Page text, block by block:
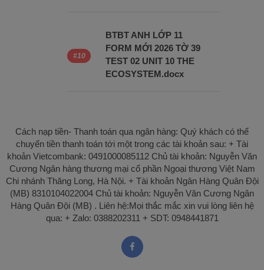
BTBT ANH LỚP 11
FORM MỚI 2026 TỜ 39
TEST 02 UNIT 10 THE
ECOSYSTEM.docx
Cách nạp tiền- Thanh toán qua ngân hàng: Quý khách có thể
chuyển tiền thanh toán tới một trong các tài khoản sau: + Tài
khoản Vietcombank: 0491000085112 Chủ tài khoản: Nguyễn Văn
Cương Ngân hàng thương mại cổ phần Ngoại thương Việt Nam
Chi nhánh Thăng Long, Hà Nội. + Tài khoản Ngân Hàng Quân Đội
(MB) 8310104022004 Chủ tài khoản: Nguyễn Văn Cương Ngân
Hàng Quân Đội (MB) . Liên hệ:Mọi thắc mắc xin vui lòng liên hệ
qua: + Zalo: 0388202311 + SDT: 0948441871